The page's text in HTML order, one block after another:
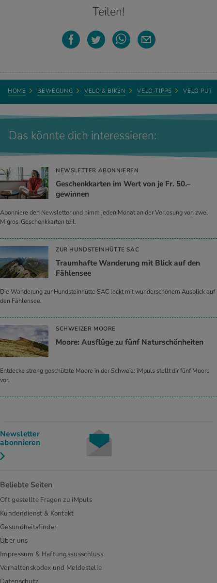
Teilen!
HOME BEWEGUNG VELO & BIKEN VELO-TIPPS VELO
Das könnte dich interessieren:
NEWSLETTER ABONNIEREN
Geschenkkarten im Wert von je Fr. 50.–
gewinnen
Abonniere den Newsletter und nimm jeden Monat an der Verlosung von zwei
Migros-Geschenkkarten teil.
ZUR HUNDSTEINHÜTTE SAC
Traumhafte Wanderung mit Blick auf den
Fählensee
Die Wanderung zur Hundsteinhütte SAC lockt mit wunderschönem Ausblick auf
den Fählensee.
SCHWEIZER MOORE
Moore: Ausflüge zu fünf Naturschönheiten
Entdecke streng geschützte Moore in der Schweiz: iMpuls stellt dir fünf Moore
vor.
Newsletter
abonnieren
Beliebte Seiten
Oft gestellte Fragen zu iMpuls
Kundendienst & Kontakt
Gesundheitsfinder
Über uns
Impressum & Haftungsausschluss
Verhaltenskodex und Meldestelle
Datenschutz